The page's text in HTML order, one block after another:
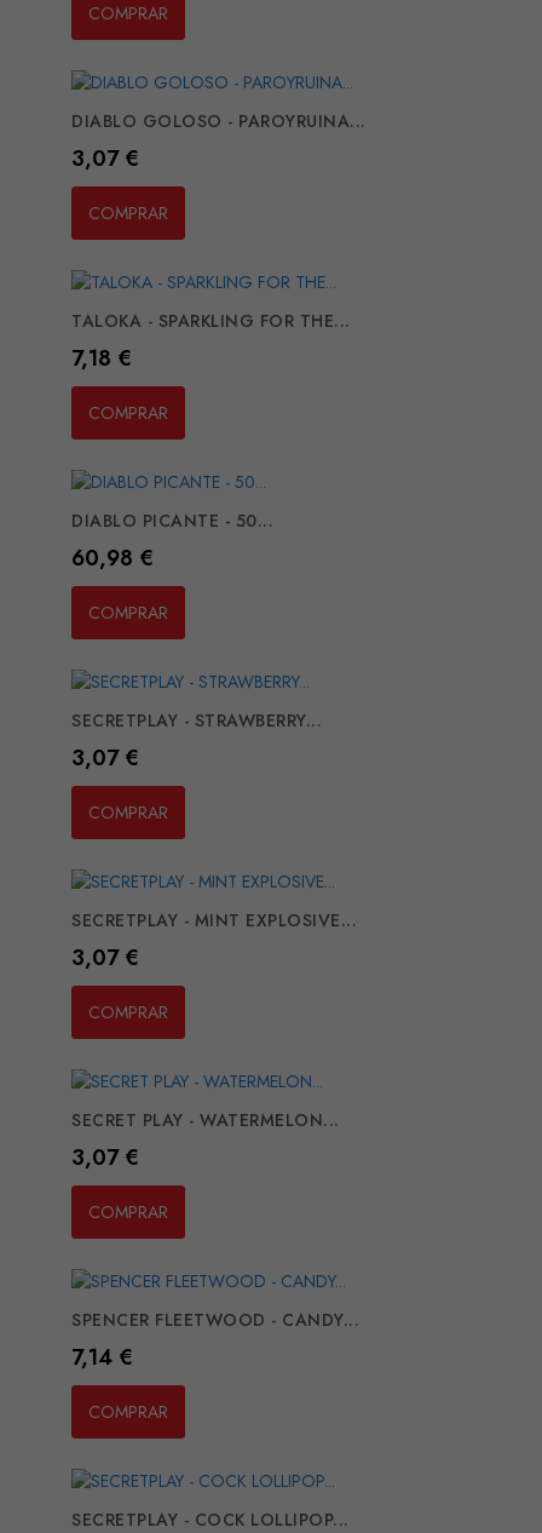
COMPRAR
DIABLO GOLOSO - PAROYRUINA...
Preço
3,07 €
COMPRAR
TALOKA - SPARKLING FOR THE...
Preço
7,18 €
COMPRAR
DIABLO PICANTE - 50...
Preço
60,98 €
COMPRAR
SECRETPLAY - STRAWBERRY...
Preço
3,07 €
COMPRAR
SECRETPLAY - MINT EXPLOSIVE...
Preço
3,07 €
COMPRAR
SECRET PLAY - WATERMELON...
Preço
3,07 €
COMPRAR
SPENCER FLEETWOOD - CANDY...
Preço
7,14 €
COMPRAR
SECRETPLAY - COCK LOLLIPOP...